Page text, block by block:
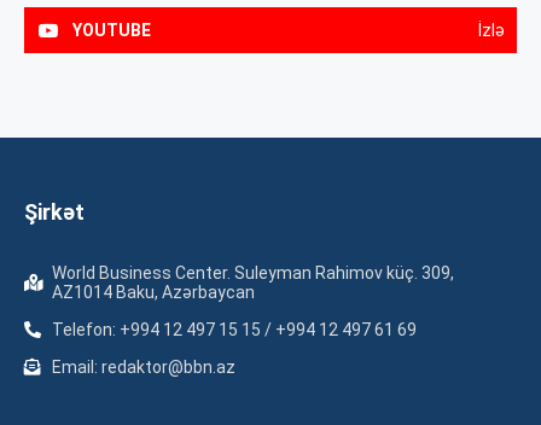
YOUTUBE İzlə
Şirkət
World Business Center. Suleyman Rahimov küç. 309,
AZ1014 Baku, Azərbaycan
Telefon: +994 12 497 15 15 / +994 12 497 61 69
Email: redaktor@bbn.az